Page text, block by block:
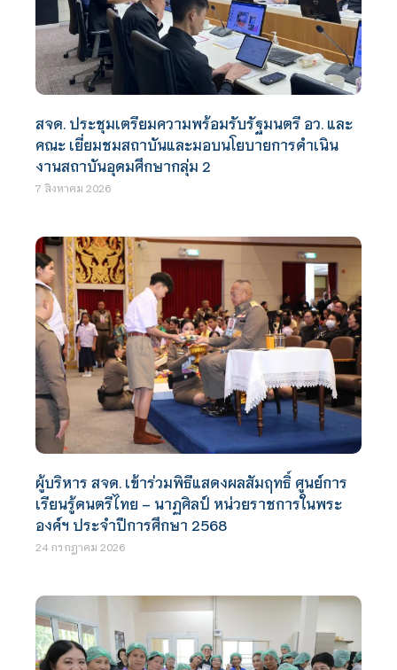
สจด. ประชุมเตรียมความพร้อมรับรัฐมนตรี อว. และ
คณะ เยี่ยมชมสถาบันและมอบนโยบายการดำเนิน
งานสถาบันอุดมศึกษากลุ่ม 2
7 สิงหาคม 2026
ผู้บริหาร สจด. เข้าร่วมพิธีแสดงผลสัมฤทธิ์ ศูนย์การ
เรียนรู้ดนตรีไทย – นาฏศิลป์ หน่วยราชการในพระ
องค์ฯ ประจำปีการศึกษา 2568
24 กรกฎาคม 2026